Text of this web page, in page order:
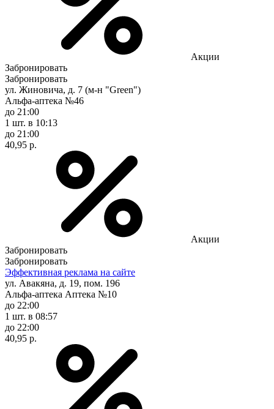
Акции
Забронировать
Забронировать
ул. Жиновича, д. 7 (м-н "Green")
Альфа-аптека №46
до 21:00
1 шт. в 10:13
до 21:00
40,95 р.
Акции
Забронировать
Забронировать
Эффективная реклама на сайте
ул. Авакяна, д. 19, пом. 196
Альфа-аптека Аптека №10
до 22:00
1 шт. в 08:57
до 22:00
40,95 р.